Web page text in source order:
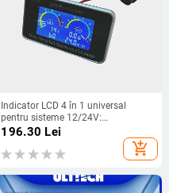
Indicator LCD 4 în 1 universal
pentru sisteme 12/24V:
temperatura apei, tensiune, nivelul
de ulei și cantitatea de ulei, pentru
autovehicule, camioane, vehicule
196.30 Lei
add_shopping_cart